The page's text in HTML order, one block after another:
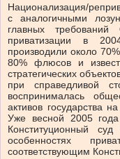
Национализация/
с аналогичными
главных
приватизации в
производили около
80% флюсов и
стратегических
при справедливой
воспринималась
активов государства
Уже весной 2005
Конституционный
особенностях
соответствующим